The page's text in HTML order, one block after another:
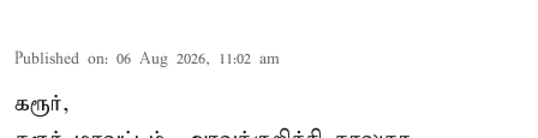
Published on: 06 Aug 2026, 11:02 am
கரூர்,